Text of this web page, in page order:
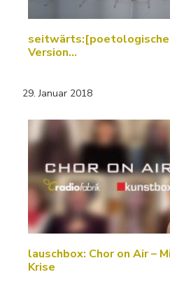
Version…
29. Januar 2018
lauschbox: Chor on Air –
Krise